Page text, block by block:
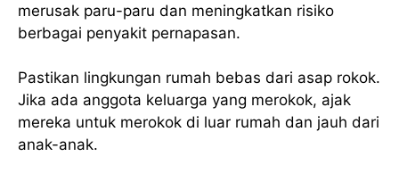
merusak paru-paru dan meningkatkan risiko
berbagai penyakit pernapasan.
Pastikan lingkungan rumah bebas dari asap rokok.
Jika ada anggota keluarga yang merokok, ajak
mereka untuk merokok di luar rumah dan jauh dari
anak-anak.